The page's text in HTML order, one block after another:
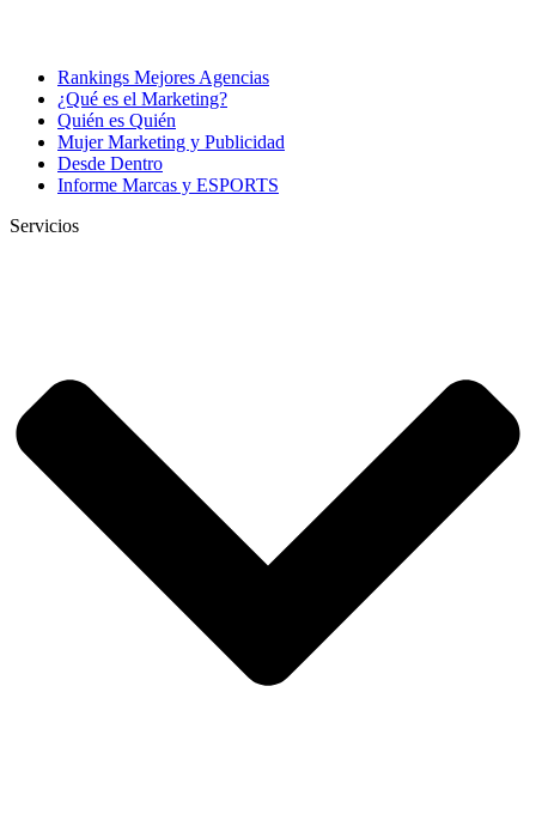
Rankings Mejores Agencias
¿Qué es el Marketing?
Quién es Quién
Mujer Marketing y Publicidad
Desde Dentro
Informe Marcas y ESPORTS
Servicios